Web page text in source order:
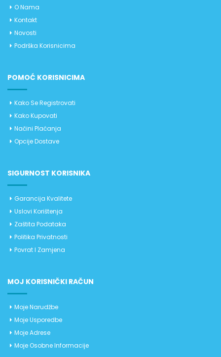
O Nama
Kontakt
Novosti
Podrška Korisnicima
POMOĆ KORISNICIMA
Kako Se Registrovati
Kako Kupovati
Načini Plaćanja
Opcije Dostave
SIGURNOST KORISNIKA
Garancija Kvalitete
Uslovi Korištenja
Zaštita Podataka
Politika Privatnosti
Povrat I Zamjena
MOJ KORISNIČKI RAČUN
Moje Narudžbe
Moje Usporedbe
Moje Adrese
Moje Osobne Informacije